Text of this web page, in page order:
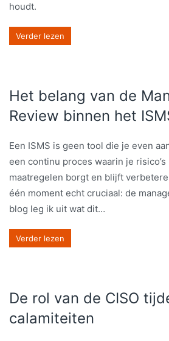
houdt.
Verder lezen
Het belang van de
Review binnen het
Een ISMS is geen tool die je even
een continu proces waarin je
maatregelen borgt en blijft
één moment echt cruciaal: de
blog leg ik uit wat dit…
Verder lezen
De rol van de CISO
calamiteiten